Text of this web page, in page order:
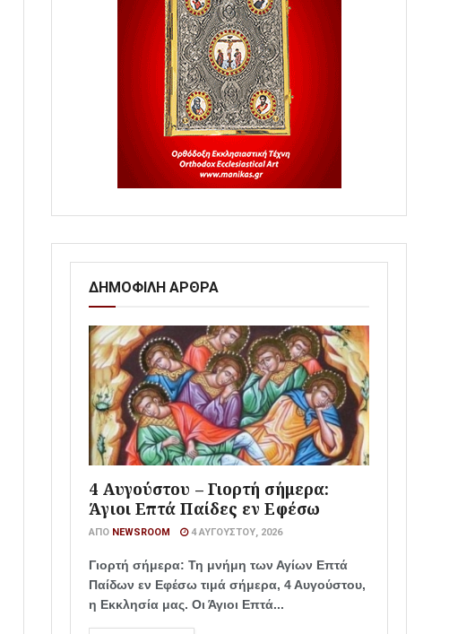
ΔΗΜΟΦΙΛΗ ΑΡΘΡΑ
4 Αυγούστου – Γιορτή σήμερα:
Άγιοι Επτά Παίδες εν Εφέσω
ΑΠΌ NEWSROOM 4 ΑΥΓΟΎΣΤΟΥ, 2026
Γιορτή σήμερα: Τη μνήμη των Αγίων Επτά
Παίδων εν Εφέσω τιμά σήμερα, 4 Αυγούστου,
η Εκκλησία μας. Οι Άγιοι Επτά...